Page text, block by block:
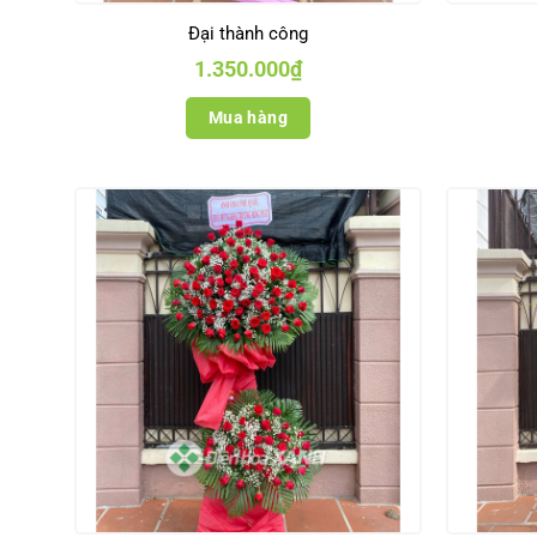
Đại thành công
1.350.000₫
Mua hàng